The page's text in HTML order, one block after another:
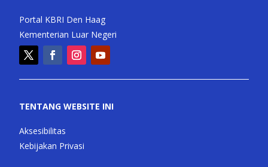
Portal KBRI Den Haag
Kementerian Luar Negeri
TENTANG WEBSITE INI
Aksesibilitas
Kebijakan Privasi